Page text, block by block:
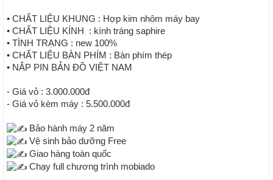
• CHẤT LIỆU KHUNG : Hợp kim nhôm máy bay
• CHẤT LIỆU KÍNH : kính tráng saphire
• TÌNH TRẠNG : new 100%
• CHẤT LIỆU BÀN PHÍM : Bàn phím thép
• NẮP PIN BẢN ĐỒ VIỆT NAM
- Giá vỏ : 3.000.000đ
- Giá vỏ kèm máy : 5.500.000đ
Bảo hành máy 2 năm
Vệ sinh bảo dưỡng Free
Giao hàng toàn quốc
Chạy full chương trình mobiado